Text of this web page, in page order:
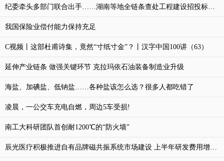
纪委牵头多部门联合出手……湖南等地全链条查处工程建设招投标领域问题
我国保险业偿付能力保持充足
C视频丨这部杜甫诗集，竟然“寸纸寸金”？丨汉字中国100讲（63）
延伸产业链条 做强关键环节 克拉玛依石油装备制造业升级
海盐、加碘盐、低钠盐……各种盐该怎么选？很多人都吃错了
凌晨，一公交车充电自燃，周边5车受损!
南工大科研团队首创耐1200℃的“防火墙”
辰光医疗积极推进自有品牌磁共振系统市场建设 上半年研发费用增长74%